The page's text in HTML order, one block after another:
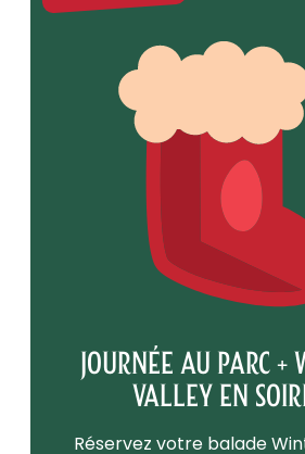
JOURNÉE AU PARC +
VALLEY EN
Réservez votre balade